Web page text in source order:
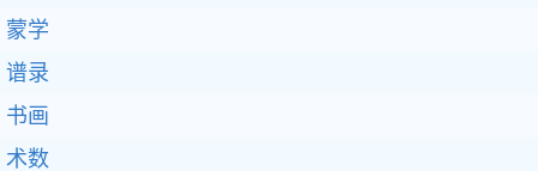
蒙学
谱录
书画
术数